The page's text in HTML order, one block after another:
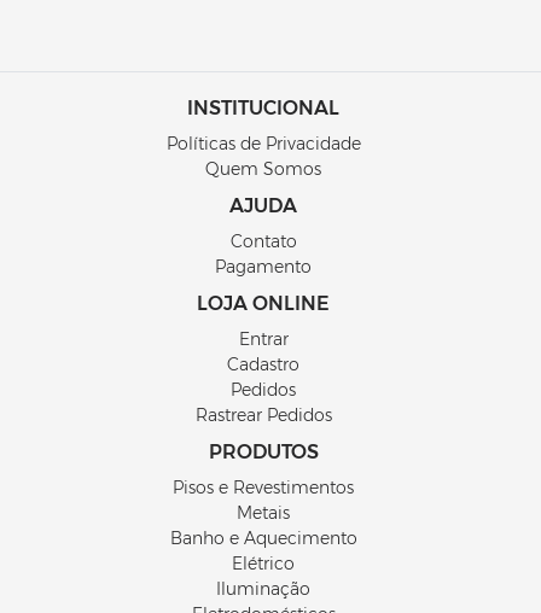
INSTITUCIONAL
Políticas de Privacidade
Quem Somos
AJUDA
Contato
Pagamento
LOJA ONLINE
Entrar
Cadastro
Pedidos
Rastrear Pedidos
PRODUTOS
Pisos e Revestimentos
Metais
Banho e Aquecimento
Elétrico
Iluminação